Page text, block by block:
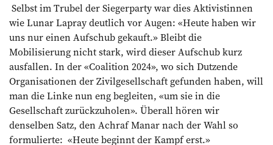
Selbst im Trubel der Siegerparty war dies Aktivistinnen
wie Lunar Lapray deutlich vor Augen: «Heute haben wir
uns nur einen Aufschub gekauft.» Bleibt die
Mobilisierung nicht stark, wird dieser Aufschub kurz
ausfallen. In der «Coalition 2024», wo sich Dutzende
Organisationen der Zivilgesellschaft gefunden haben, will
man die Linke nun eng begleiten, «um sie in die
Gesellschaft zurückzuholen». Überall hören wir
denselben Satz, den Achraf Manar nach der Wahl so
formulierte: «Heute beginnt der Kampf erst.»